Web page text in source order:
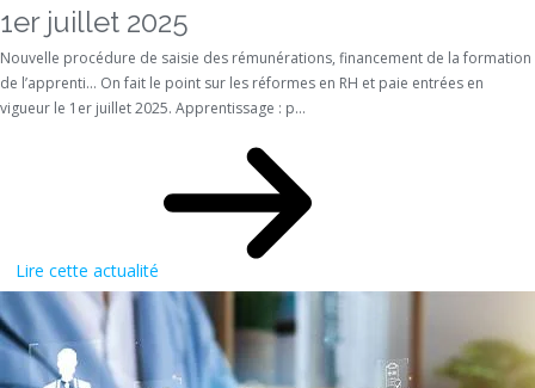
1er juillet 2025
Nouvelle procédure de saisie des rémunérations, financement de la formation
de l’apprenti… On fait le point sur les réformes en RH et paie entrées en
vigueur le 1er juillet 2025. Apprentissage : p...
Lire cette actualité